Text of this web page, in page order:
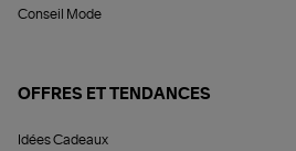
Conseil Mode
OFFRES ET TENDANCES
Idées Cadeaux